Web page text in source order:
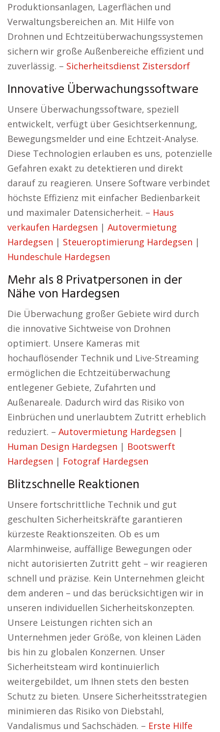
Produktionsanlagen, Lagerflächen und
Verwaltungsbereichen an. Mit Hilfe von
Drohnen und Echtzeitüberwachungssystemen
sichern wir große Außenbereiche effizient und
zuverlässig. – Sicherheitsdienst Zistersdorf
Innovative Überwachungssoftware
Unsere Überwachungssoftware, speziell
entwickelt, verfügt über Gesichtserkennung,
Bewegungsmelder und eine Echtzeit-Analyse.
Diese Technologien erlauben es uns, potenzielle
Gefahren exakt zu detektieren und direkt
darauf zu reagieren. Unsere Software verbindet
höchste Effizienz mit einfacher Bedienbarkeit
und maximaler Datensicherheit. – Haus
verkaufen Hardegsen | Autovermietung
Hardegsen | Steueroptimierung Hardegsen |
Hundeschule Hardegsen
Mehr als 8 Privatpersonen in der
Nähe von Hardegsen
Die Überwachung großer Gebiete wird durch
die innovative Sichtweise von Drohnen
optimiert. Unsere Kameras mit
hochauflösender Technik und Live-Streaming
ermöglichen die Echtzeitüberwachung
entlegener Gebiete, Zufahrten und
Außenareale. Dadurch wird das Risiko von
Einbrüchen und unerlaubtem Zutritt erheblich
reduziert. – Autovermietung Hardegsen |
Human Design Hardegsen | Bootswerft
Hardegsen | Fotograf Hardegsen
Blitzschnelle Reaktionen
Unsere fortschrittliche Technik und gut
geschulten Sicherheitskräfte garantieren
kürzeste Reaktionszeiten. Ob es um
Alarmhinweise, auffällige Bewegungen oder
nicht autorisierten Zutritt geht – wir reagieren
schnell und präzise. Kein Unternehmen gleicht
dem anderen – und das berücksichtigen wir in
unseren individuellen Sicherheitskonzepten.
Unsere Leistungen richten sich an
Unternehmen jeder Größe, von kleinen Läden
bis hin zu globalen Konzernen. Unser
Sicherheitsteam wird kontinuierlich
weitergebildet, um Ihnen stets den besten
Schutz zu bieten. Unsere Sicherheitsstrategien
minimieren das Risiko von Diebstahl,
Vandalismus und Sachschäden. – Erste Hilfe